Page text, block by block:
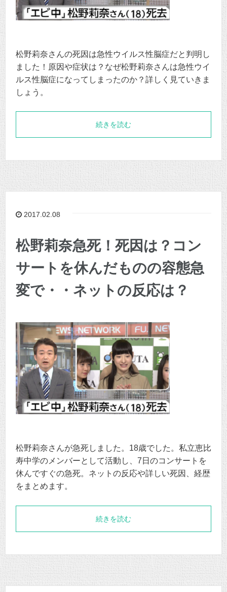
松野莉奈さんの死因は急性ウイルス性脳症だと判明し
ました！原因や症状は？なぜ松野莉奈さんは急性ウイ
ルス性脳症になってしまったのか？詳しく見ていきま
しょう。
続きを読む
2017.02.08
松野莉奈急死！死因は？コン
サートを休んだものの容態急
変で・・ネットの反応は？
松野莉奈さんが急死しました。18歳でした。私立恵比
寿中学のメンバーとして活動し、7日のコンサートを
休んですぐの急死。ネットの反応や詳しい死因、経歴
をまとめます。
続きを読む